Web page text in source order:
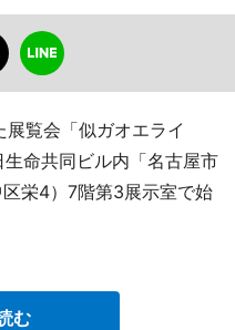
覧会「似ガオエライ
命共同ビル内「名古屋市
栄4）7階第3展示室で始
む